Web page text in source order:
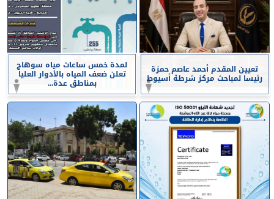
تعيين المقدم أحمد عاصم حمزة
رئيسا لمباحث مركز شرطة أسيوط
لمدة خمس ساعات مياه سوهاج
تعلن ضعف المياه بالأدوار العليا
بمناطق عدة...